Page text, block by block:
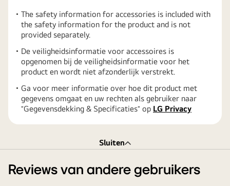
The safety information for accessories is included with
the safety information for the product and is not
provided separately.
De veiligheidsinformatie voor accessoires is
opgenomen bij de veiligheidsinformatie voor het
product en wordt niet afzonderlijk verstrekt.
Ga voor meer informatie over hoe dit product met
gegevens omgaat en uw rechten als gebruiker naar
″Gegevensdekking & Specificaties″ op LG Privacy
Sluiten
Reviews van andere gebruikers